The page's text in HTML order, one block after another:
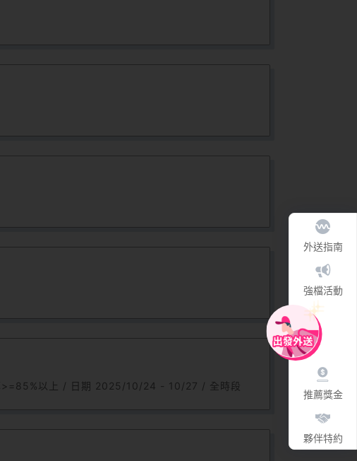
>=85%以上 / 日期 2025/10/24 - 10/27 / 全時段
外送指南
強檔活動
推薦獎金
夥伴特約